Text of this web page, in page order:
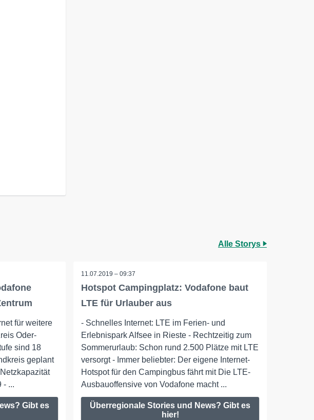
Alle Storys
für weitere
Oder-
sind 18
geplant
- ...
Gibt es
11.07.2019 – 09:37
Hotspot Campingplatz: Vodafone baut
LTE für Urlauber aus
- Schnelles Internet: LTE im Ferien- und
Erlebnispark Alfsee in Rieste - Rechtzeitig zum
Sommerurlaub: Schon rund 2.500 Plätze mit LTE
versorgt - Immer beliebter: Der eigene Internet-
Hotspot für den Campingbus fährt mit Die LTE-
Ausbauoffensive von Vodafone macht ...
Überregionale Stories und News? Gibt es
hier!